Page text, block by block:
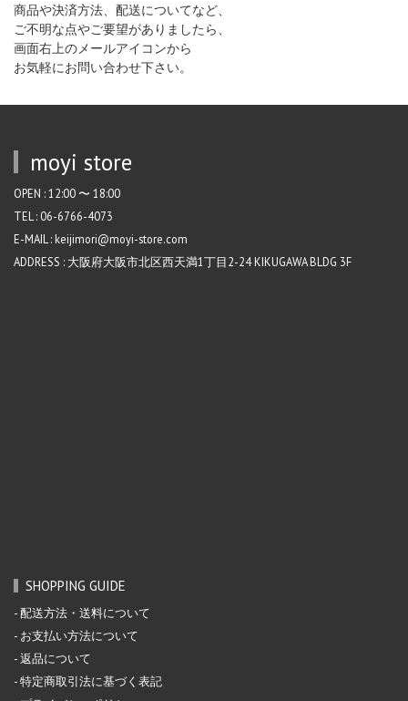
商品や決済方法、配送についてなど、
ご不明な点やご要望がありましたら、
画面右上のメールアイコンから
お気軽にお問い合わせ下さい。
moyi store
OPEN : 12:00 〜 18:00
TEL : 06-6766-4073
E-MAIL : keijimori@moyi-store.com
ADDRESS : 大阪府大阪市北区西天満1丁目2-24 KIKUGAWA BLDG 3F
SHOPPING GUIDE
配送方法・送料について
お支払い方法について
返品について
特定商取引法に基づく表記